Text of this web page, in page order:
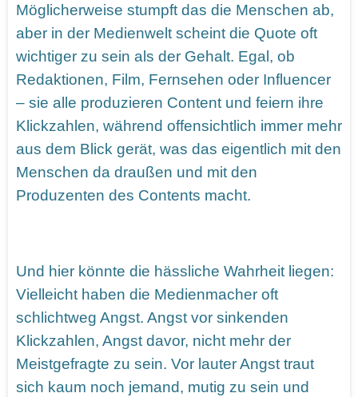
Möglicherweise stumpft das die Menschen ab,
aber in der Medienwelt scheint die Quote oft
wichtiger zu sein als der Gehalt. Egal, ob
Redaktionen, Film, Fernsehen oder Influencer
– sie alle produzieren Content und feiern ihre
Klickzahlen, während offensichtlich immer mehr
aus dem Blick gerät, was das eigentlich mit den
Menschen da draußen und mit den
Produzenten des Contents macht.
Und hier könnte die hässliche Wahrheit liegen:
Vielleicht haben die Medienmacher oft
schlichtweg Angst. Angst vor sinkenden
Klickzahlen, Angst davor, nicht mehr der
Meistgefragte zu sein. Vor lauter Angst traut
sich kaum noch jemand, mutig zu sein und